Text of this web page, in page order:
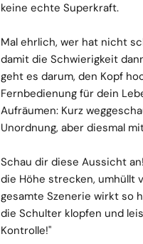
keine echte Superkraft.
Mal ehrlich, wer hat nicht
damit die Schwierigkeit
geht es darum, den Kopf
Fernbedienung für dein
Aufräumen: Kurz
Unordnung, aber diesmal
Schau dir diese Aussicht
die Höhe strecken, umhüllt
gesamte Szenerie wirkt so
die Schulter klopfen und
Kontrolle!"